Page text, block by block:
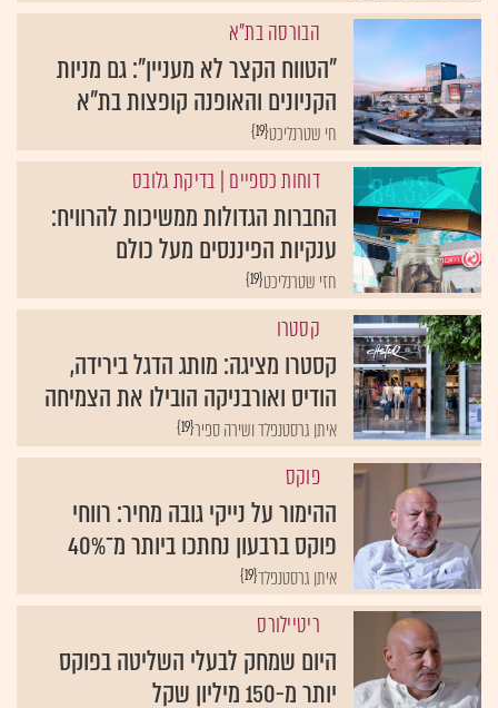
הבורסה בת"א
"הטווח הקצר לא מעניין": גם מניות
הקניונים והאופנה קופצות בת"א
{19}חי שטרנליכט
דוחות כספיים | בדיקת גלובס
החברות הגדולות ממשיכות להרוויח:
ענקיות הפיננסים מעל כולם
{19}חזי שטרנליכט
קסטרו
קסטרו מציגה: מותג הדגל בירידה,
הודיס ואורבניקה הובילו את הצמיחה
{19}איתן גרסטנפלד ושירה ספיר
פוקס
ההימור על נייקי גובה מחיר: רווחי
פוקס ברבעון נחתכו ביותר מ־40%
{19}איתן גרסטנפלד
ריטיילורס
היום שמחק לבעלי השליטה בפוקס
יותר מ-150 מיליון שקל